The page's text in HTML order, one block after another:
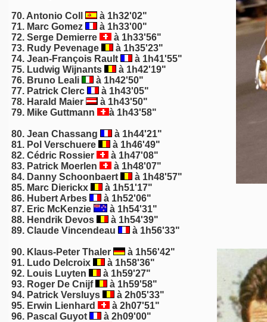
70. Antonio Coll
à 1h32'02"
71. Marc Gomez
à 1h33'00"
72. Serge Demierre
à 1h33'56"
73. Rudy Pevenage
à 1h35'23"
74. Jean-François Rault
à 1h41'55"
75. Ludwig Wijnants
à 1h42'19"
76. Bruno Leali
à 1h42'50"
77. Patrick Clerc
à 1h43'05"
78. Harald Maier
à 1h43'50"
79. Mike Guttmann
à 1h43'58"
80. Jean Chassang
à 1h44'21"
81. Pol Verschuere
à 1h46'49"
82. Cédric Rossier
à 1h47'08"
83. Patrick Moerlen
à 1h48'07"
84. Danny Schoonbaert
à 1h48'57"
85. Marc Dierickx
à 1h51'17"
86. Hubert Arbes
à 1h52'06"
87. Eric McKenzie
à 1h54'31"
88. Hendrik Devos
à 1h54'39"
89. Claude Vincendeau
à 1h56'33"
90. Klaus-Peter Thaler
à 1h56'42"
91. Ludo Delcroix
à 1h58'36"
92. Louis Luyten
à 1h59'27"
93. Roger De Cnijf
à 1h59'58"
94. Patrick Versluys
à 2h05'33"
95. Erwin Lienhard
à 2h07'51"
96. Pascal Guyot
à 2h09'00"